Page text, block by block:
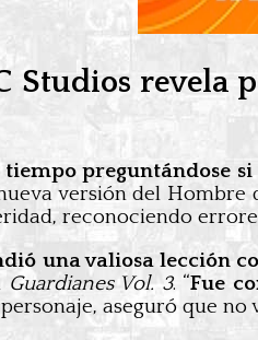
Studios revela
preguntándose si
versión del Hombre
reconociendo
una valiosa lección
Guardianes Vol. 3. “Fue
aseguró que